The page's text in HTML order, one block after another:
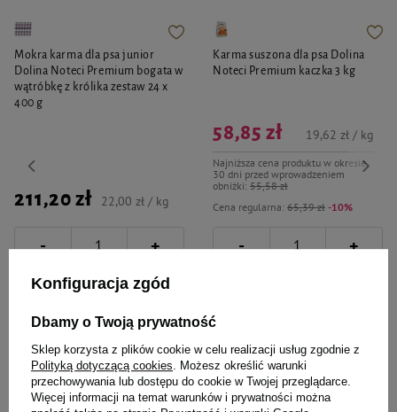
Mokra karma dla psa junior
Dolina Noteci Premium bogata w
wątróbkę z królika zestaw 24 x
400 g
211,20 zł 22,00 zł / kg
- +
Do koszyka
Karma suszona dla psa Dolina
Noteci Premium kaczka 3 kg
Cena regularna: 65,39 zł -10%
58,85 zł
Najniższa cena produktu w okresie
30 dni przed wprowadzeniem
obniżki: 55,58 zł
19,62 zł / kg
- +
Konfiguracja zgód
Dbamy o Twoją prywatność
Sklep korzysta z plików cookie w celu realizacji usług zgodnie z
Polityką dotyczącą cookies. Możesz określić warunki
przechowywania lub dostępu do cookie w Twojej przeglądarce.
Więcej informacji na temat warunków i prywatności można